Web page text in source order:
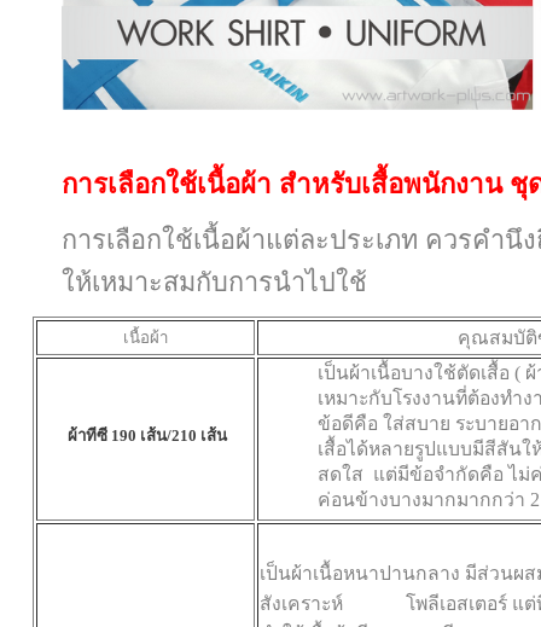
การเลือกใช้เนื้อผ้า สำหรับเสื้อพนักงาน
การเลือกใช้เนื้อผ้าแต่ละประเภท ควรคำ
ให้เหมาะสมกับการนำไปใช้
เนื้อผ้า คุณสมบัติ
ผ้าทีซี 190 เส้น/210 เส้น
เป็นผ้าเนื้อบางใช้ตัดเสื้อ ( ผ้
เหมาะกับโรงงานที่ต้องทำ
ข้อดีคือ ใส่สบาย ระบายอ
เสื้อได้หลายรูปแบบมีสีสัน
สดใส แต่มีข้อจำกัดคือ ไม่
ค่อนข้างบางมากมากกว่า
เป็นผ้าเนื้อหนาปานกลาง มีส่วนผ
สังเคราะห์ โพลีเอสเตอร์ แต่ที่